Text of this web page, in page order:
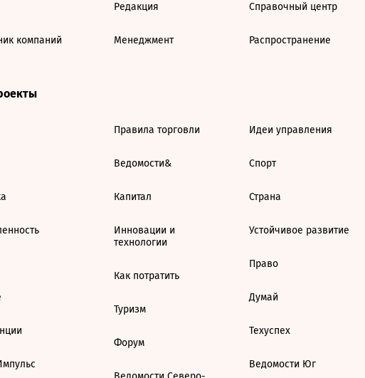
компаний
Редакция
Менеджмент
Справочный центр
Распространение
Правила торговли
Ведомости&
Капитал
Инновации и
технологии
Как потратить
Туризм
Форум
Идеи управления
Спорт
Страна
Устойчивое развитие
Право
Думай
Техуспех
Ведомости Юг